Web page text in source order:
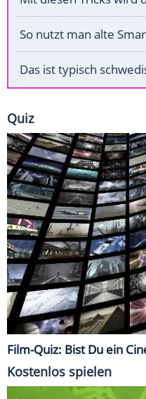
So nutzt man alte
Das ist typisch
Quiz
Film-Quiz: Bist Du ein
Kostenlos spielen